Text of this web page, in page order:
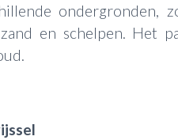
ondergronden,
en schelpen. Het